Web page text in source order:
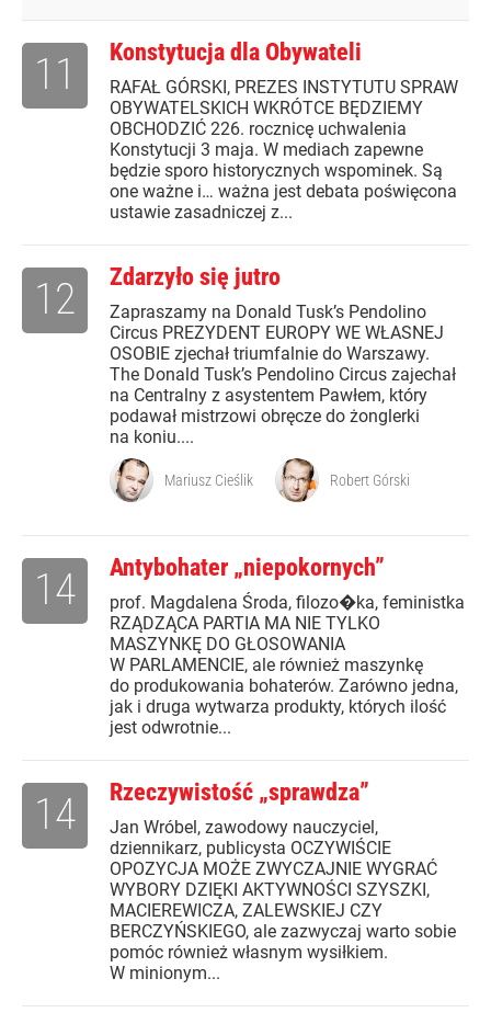
Konstytucja dla Obywateli
RAFAŁ GÓRSKI, PREZES INSTYTUTU SPRAW
OBYWATELSKICH WKRÓTCE BĘDZIEMY
OBCHODZIĆ 226. rocznicę uchwalenia
Konstytucji 3 maja. W mediach zapewne
będzie sporo historycznych wspominek. Są
one ważne i… ważna jest debata poświęcona
ustawie zasadniczej z...
11
Zdarzyło się jutro
Zapraszamy na Donald Tusk’s Pendolino
Circus PREZYDENT EUROPY WE WŁASNEJ
OSOBIE zjechał triumfalnie do Warszawy.
The Donald Tusk’s Pendolino Circus zajechał
na Centralny z asystentem Pawłem, który
podawał mistrzowi obręcze do żonglerki
na koniu....
12
Mariusz Cieślik Robert Górski
Antybohater „niepokornych”
prof. Magdalena Środa, filozo�ka, feministka
RZĄDZĄCA PARTIA MA NIE TYLKO
MASZYNKĘ DO GŁOSOWANIA
W PARLAMENCIE, ale również maszynkę
do produkowania bohaterów. Zarówno jedna,
jak i druga wytwarza produkty, których ilość
jest odwrotnie...
14
Rzeczywistość „sprawdza”
Jan Wróbel, zawodowy nauczyciel,
dziennikarz, publicysta OCZYWIŚCIE
OPOZYCJA MOŻE ZWYCZAJNIE WYGRAĆ
WYBORY DZIĘKI AKTYWNOŚCI SZYSZKI,
MACIEREWICZA, ZALEWSKIEJ CZY
BERCZYŃSKIEGO, ale zazwyczaj warto sobie
pomóc również własnym wysiłkiem.
W minionym...
14